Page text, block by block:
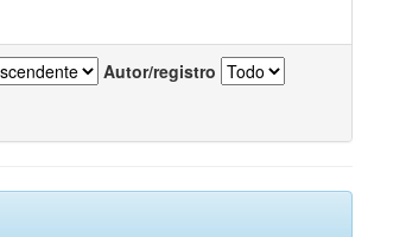
Autor/registro